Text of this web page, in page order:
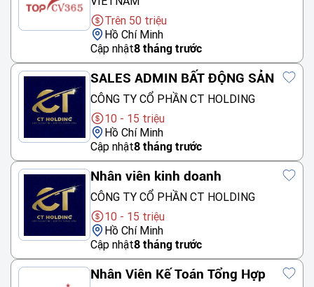
Trên 50 triệu
Hồ Chí Minh
Cập nhật8 tháng trước
SALES ADMIN BẤT ĐỘNG SẢN
CÔNG TY CỔ PHẦN CT HOLDING
10 - 15 triệu
Hồ Chí Minh
Cập nhật8 tháng trước
Nhân viên kinh doanh
CÔNG TY CỔ PHẦN CT HOLDING
10 - 15 triệu
Hồ Chí Minh
Cập nhật8 tháng trước
Nhân Viên Kế Toán Tổng Hợp